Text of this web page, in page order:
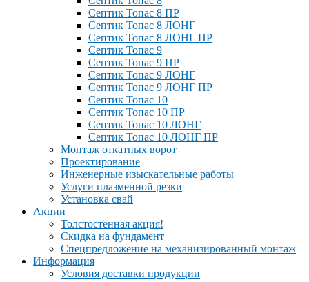
Септик Топас 8 ПР
Септик Топас 8 ЛОНГ
Септик Топас 8 ЛОНГ ПР
Септик Топас 9
Септик Топас 9 ПР
Септик Топас 9 ЛОНГ
Септик Топас 9 ЛОНГ ПР
Септик Топас 10
Септик Топас 10 ПР
Септик Топас 10 ЛОНГ
Септик Топас 10 ЛОНГ ПР
Монтаж откатных ворот
Проектирование
Инженерные изыскательные работы
Услуги плазменной резки
Установка свай
Акции
Толстостенная акция!
Скидка на фундамент
Спецпредложение на механизированный монтаж
Информация
Условия доставки продукции